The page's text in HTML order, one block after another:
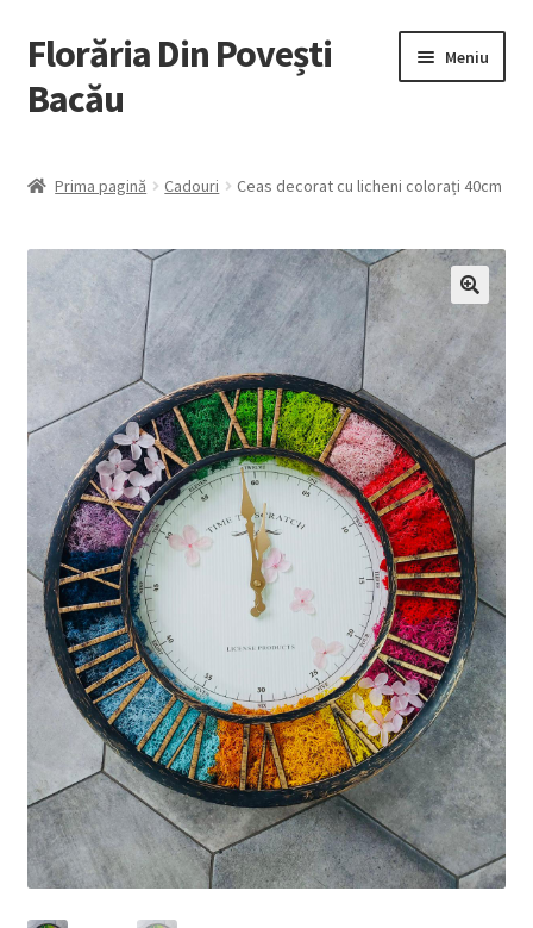
Sari
la
navigare
Sari
la
conținut
Florăria Din Povești
Bacău
Meniu
Plante la ghiveci
Flori Naturale
Nuntă
Botez
Contact
Prima pagină Cadouri Ceas decorat cu licheni colorați 40cm